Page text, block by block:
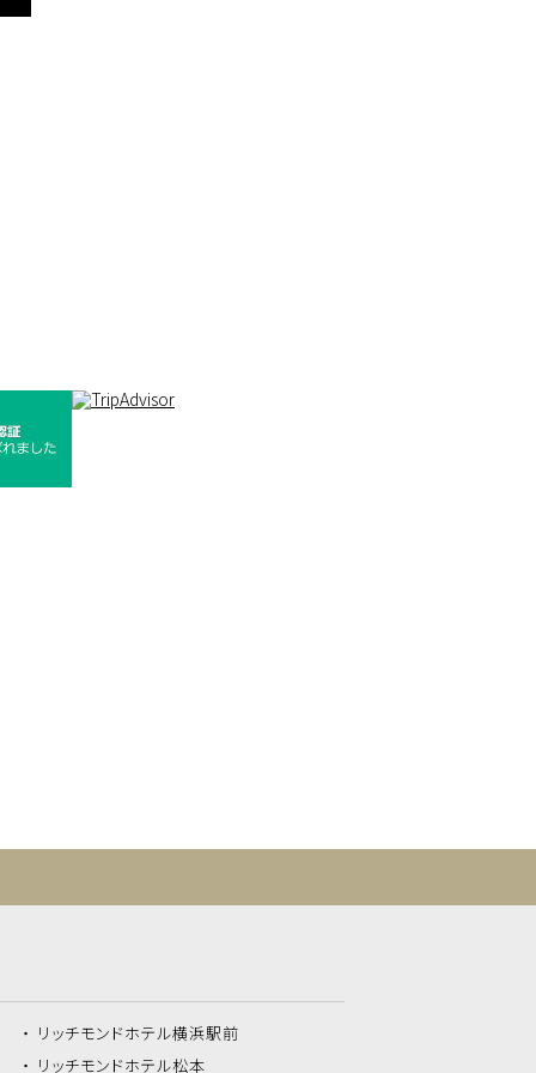
リッチモンドホテル横浜駅前
リッチモンドホテル松本